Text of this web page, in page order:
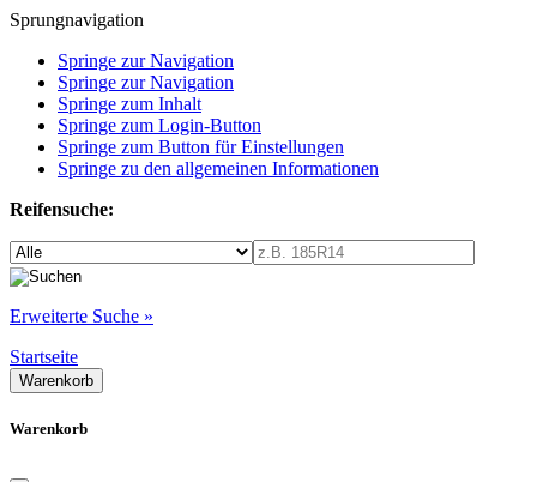
Sprungnavigation
Springe zur Navigation
Springe zur Navigation
Springe zum Inhalt
Springe zum Login-Button
Springe zum Button für Einstellungen
Springe zu den allgemeinen Informationen
Reifensuche:
Erweiterte Suche »
Startseite
Warenkorb
Warenkorb